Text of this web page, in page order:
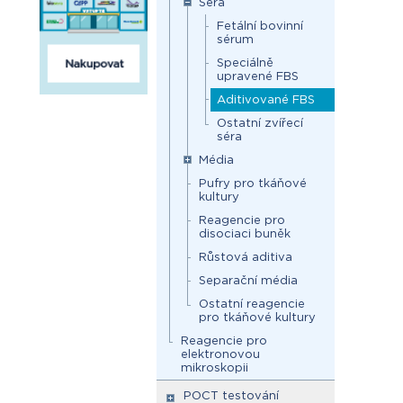
Fetální bovinní
sérum
Speciálně
upravené FBS
Aditivované FBS
Ostatní zvířecí
séra
Média
Pufry pro tkáňové
kultury
Reagencie pro
disociaci buněk
Růstová aditiva
Separační média
Ostatní reagencie
pro tkáňové kultury
Reagencie pro
elektronovou
mikroskopii
POCT testování